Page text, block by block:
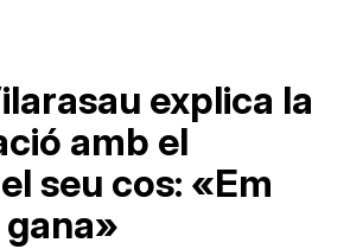
explica la
amb el
seu cos: «Em